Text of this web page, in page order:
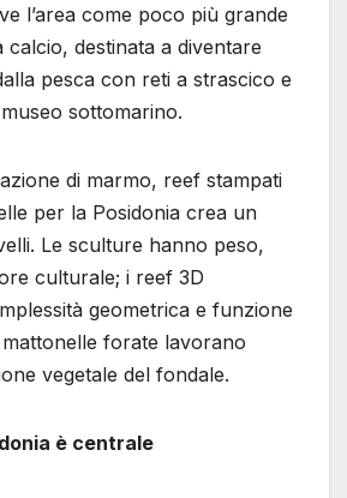
l’area come poco più grande
calcio, destinata a diventare
pesca con reti a strascico e
sottomarino.
di marmo, reef stampati
per la Posidonia crea un
Le sculture hanno peso,
culturale; i reef 3D
geometrica e funzione
forate lavorano
vegetale del fondale.
è centrale